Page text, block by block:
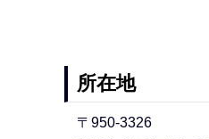
所在地
〒950-3326